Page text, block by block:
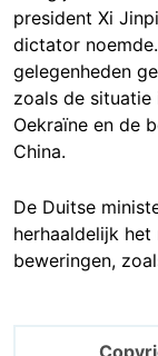
president Xi
dictator
gelegenheden
zoals de
Oekraïne en de
China.
De Duitse
herhaaldelijk
beweringen,